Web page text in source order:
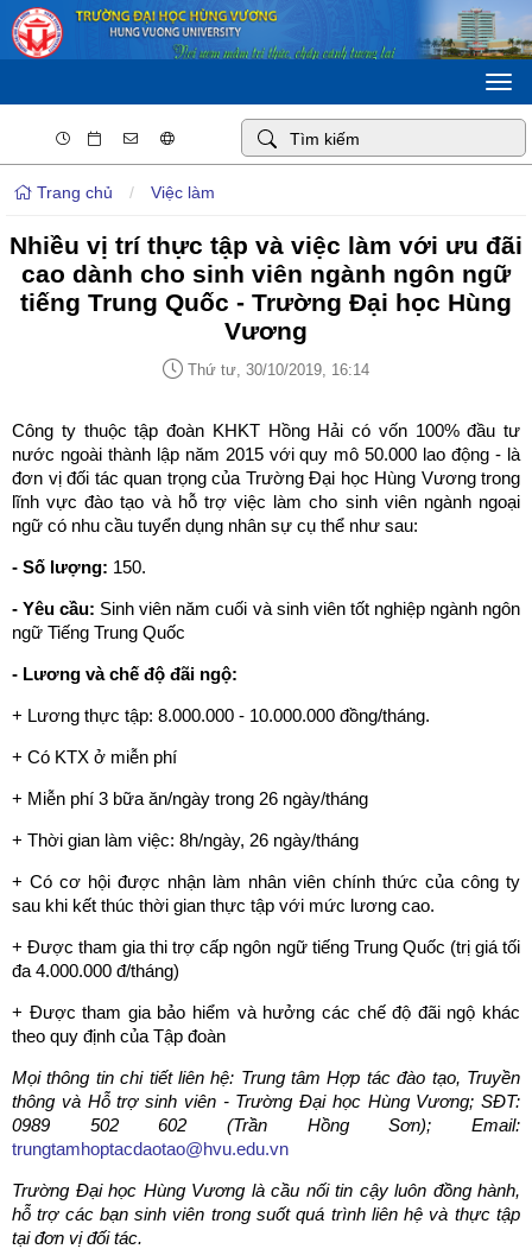
Trang chủ / Việc làm
Nhiều vị trí thực tập và việc làm với ưu đãi
cao dành cho sinh viên ngành ngôn ngữ
tiếng Trung Quốc - Trường Đại học Hùng
Vương
Thứ tư, 30/10/2019, 16:14
Công ty thuộc tập đoàn KHKT Hồng Hải có vốn 100% đầu tư
nước ngoài thành lập năm 2015 với quy mô 50.000 lao động - là
đơn vị đối tác quan trọng của Trường Đại học Hùng Vương trong
lĩnh vực đào tạo và hỗ trợ việc làm cho sinh viên ngành ngoại
ngữ có nhu cầu tuyển dụng nhân sự cụ thể như sau:
- Số lượng: 150.
- Yêu cầu: Sinh viên năm cuối và sinh viên tốt nghiệp ngành ngôn
ngữ Tiếng Trung Quốc
- Lương và chế độ đãi ngộ:
+ Lương thực tập: 8.000.000 - 10.000.000 đồng/tháng.
+ Có KTX ở miễn phí
+ Miễn phí 3 bữa ăn/ngày trong 26 ngày/tháng
+ Thời gian làm việc: 8h/ngày, 26 ngày/tháng
+ Có cơ hội được nhận làm nhân viên chính thức của công ty
sau khi kết thúc thời gian thực tập với mức lương cao.
+ Được tham gia thi trợ cấp ngôn ngữ tiếng Trung Quốc (trị giá tối
đa 4.000.000 đ/tháng)
+ Được tham gia bảo hiểm và hưởng các chế độ đãi ngộ khác
theo quy định của Tập đoàn
Mọi thông tin chi tiết liên hệ: Trung tâm Hợp tác đào tạo, Truyền
thông và Hỗ trợ sinh viên - Trường Đại học Hùng Vương; SĐT:
0989 502 602 (Trần Hồng Sơn); Email:
trungtamhoptacdaotao@hvu.edu.vn
Trường Đại học Hùng Vương là cầu nối tin cậy luôn đồng hành,
hỗ trợ các bạn sinh viên trong suốt quá trình liên hệ và thực tập
tại đơn vị đối tác.